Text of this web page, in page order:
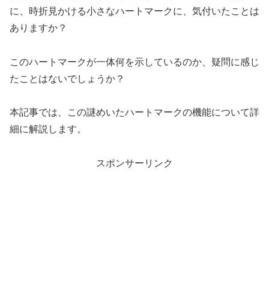
に、時折見かける小さなハートマークに、気付いたことは
ありますか？
このハートマークが一体何を示しているのか、疑問に感じ
たことはないでしょうか？
本記事では、この謎めいたハートマークの機能について詳
細に解説します。
スポンサーリンク